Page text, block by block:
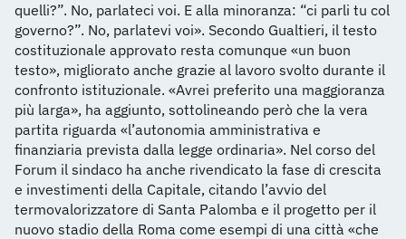
quelli?”. No, parlateci voi. E alla minoranza: “ci parli tu col
governo?”. No, parlatevi voi». Secondo Gualtieri, il testo
costituzionale approvato resta comunque «un buon
testo», migliorato anche grazie al lavoro svolto durante il
confronto istituzionale. «Avrei preferito una maggioranza
più larga», ha aggiunto, sottolineando però che la vera
partita riguarda «l’autonomia amministrativa e
finanziaria prevista dalla legge ordinaria». Nel corso del
Forum il sindaco ha anche rivendicato la fase di crescita
e investimenti della Capitale, citando l’avvio del
termovalorizzatore di Santa Palomba e il progetto per il
nuovo stadio della Roma come esempi di una città «che